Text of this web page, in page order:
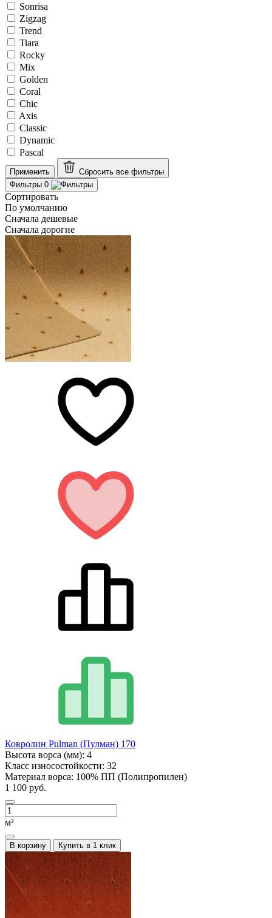
Sonrisa
Zigzag
Trend
Tiara
Rocky
Mix
Golden
Coral
Chic
Axis
Classic
Dynamic
Pascal
Применить Сбросить все фильтры
Фильтры 0
Сортировать
По умолчанию
Сначала дешевые
Сначала дорогие
Ковролин Pulman (Пулман) 170
Высота ворса (мм): 4
Класс износостойкости: 32
Материал ворса: 100% ПП (Полипропилен)
1 100 руб.
м²
В корзину Купить в 1 клик